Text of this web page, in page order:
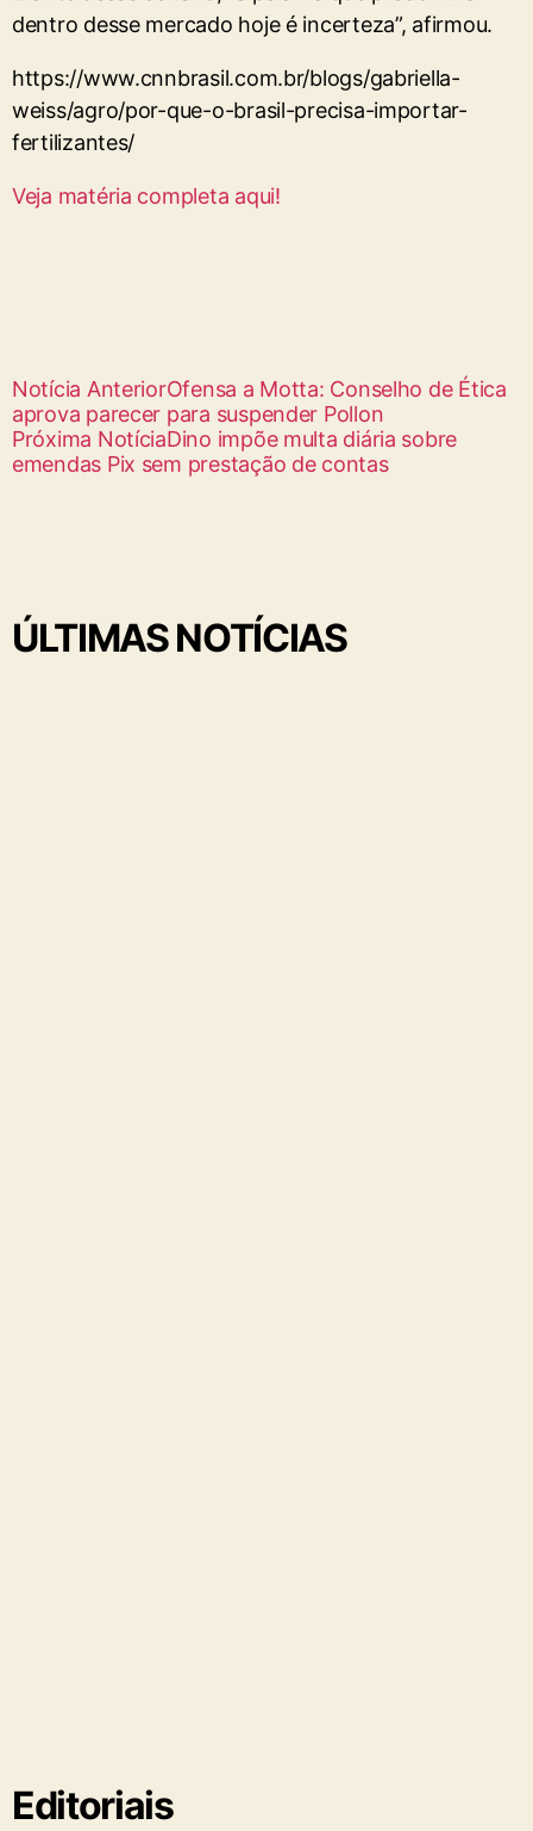
dentro desse mercado hoje é incerteza”, afirmou.
https://www.cnnbrasil.com.br/blogs/gabriella-
weiss/agro/por-que-o-brasil-precisa-importar-
fertilizantes/
Veja matéria completa aqui!
Notícia AnteriorOfensa a Motta: Conselho de Ética
aprova parecer para suspender Pollon
Próxima NotíciaDino impõe multa diária sobre
emendas Pix sem prestação de contas
ÚLTIMAS NOTÍCIAS
Editoriais